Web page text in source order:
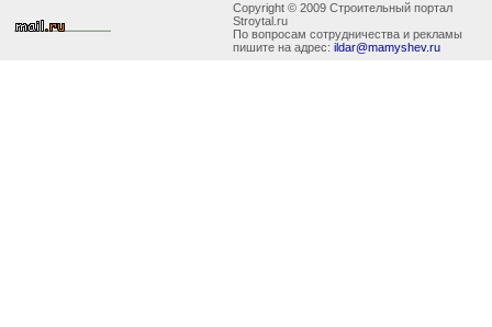
Copyright © 2009 Строительный портал
Stroytal.ru
По вопросам сотрудничества и рекламы
пишите на адрес: ildar@mamyshev.ru